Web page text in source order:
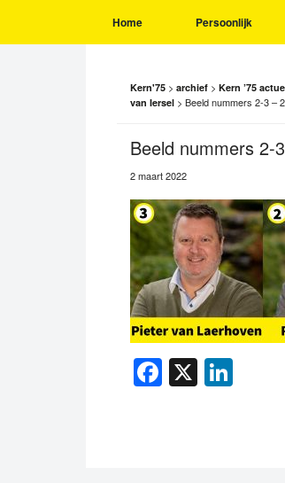
Home Persoonlijk
Kern'75 > archief > Kern ’75
van Iersel > Beeld nummers 2-3 –
Beeld nummers 2-
2 maart 2022
Facebook
X